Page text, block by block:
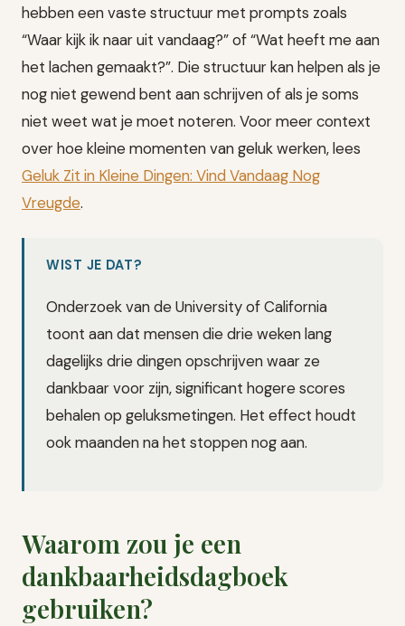
hebben een vaste structuur met prompts zoals
“Waar kijk ik naar uit vandaag?” of “Wat heeft me aan
het lachen gemaakt?”. Die structuur kan helpen als je
nog niet gewend bent aan schrijven of als je soms
niet weet wat je moet noteren. Voor meer context
over hoe kleine momenten van geluk werken, lees
Geluk Zit in Kleine Dingen: Vind Vandaag Nog
Vreugde.
WIST JE DAT?
Onderzoek van de University of California
toont aan dat mensen die drie weken lang
dagelijks drie dingen opschrijven waar ze
dankbaar voor zijn, significant hogere scores
behalen op geluksmetingen. Het effect houdt
ook maanden na het stoppen nog aan.
Waarom zou je een
dankbaarheidsdagboek
gebruiken?